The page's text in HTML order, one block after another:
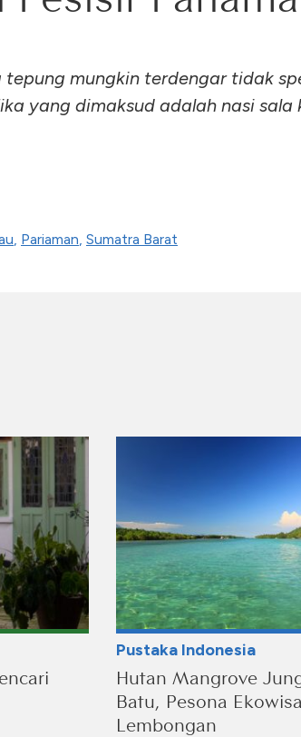
mungkin terdengar tidak
yang dimaksud adalah nasi sala
Pariaman Sumatra Barat
Pustaka Indonesia
Hutan Mangrove
Batu, Pesona
Lembongan